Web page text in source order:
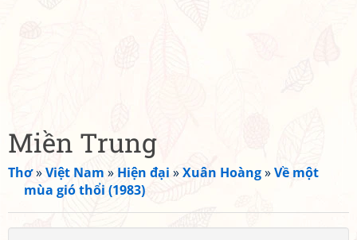
Miền Trung
Thơ»Việt Nam » Hiện đại »Xuân Hoàng»Về một
mùa gió thổi (1983)